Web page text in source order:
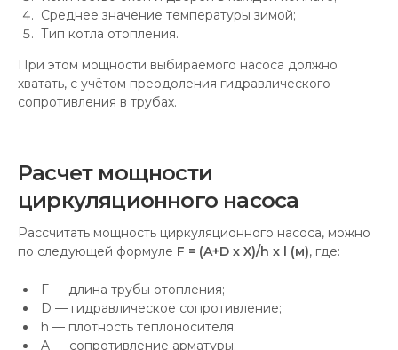
Среднее значение температуры зимой;
Тип котла отопления.
При этом мощности выбираемого насоса должно
хватать, с учётом преодоления гидравлического
сопротивления в трубах.
Расчет мощности
циркуляционного насоса
Рассчитать мощность циркуляционного насоса, можно
по следующей формуле F = (A+D х X)/h х l (м), где:
F — длина трубы отопления;
D — гидравлическое сопротивление;
h — плотность теплоносителя;
A — сопротивление арматуры;